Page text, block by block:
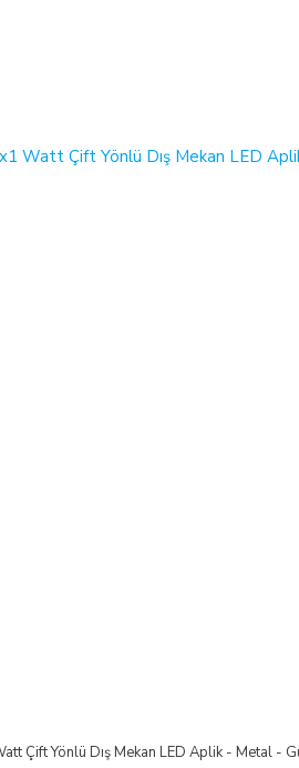
Çift Yönlü Dış Mekan LED Aplik - Metal -